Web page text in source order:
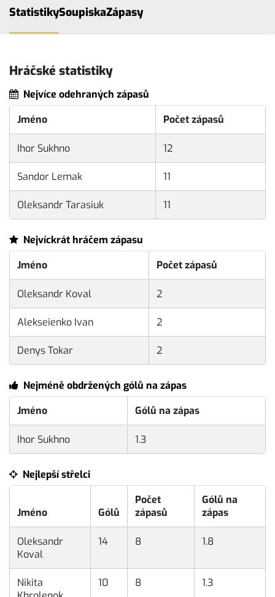
StatistikySoupiskaZápasy
Hráčské statistiky
Nejvíce odehraných zápasů
Jméno
Počet zápasů
Ihor Sukhno 12
Sandor Lemak 11
Oleksandr Tarasiuk 11
Nejvíckrát hráčem zápasu
Jméno
Počet zápasů
Oleksandr Koval 2
Alekseienko Ivan 2
Denys Tokar 2
Nejméně obdržených gólů na zápas
Jméno
Gólů na zápas
Ihor Sukhno 1.3
Nejlepší střelci
Jméno Gólů
Počet
zápasů
Gólů na
zápas
Oleksandr
Koval
14 8 1.8
Nikita
10 8 1.3